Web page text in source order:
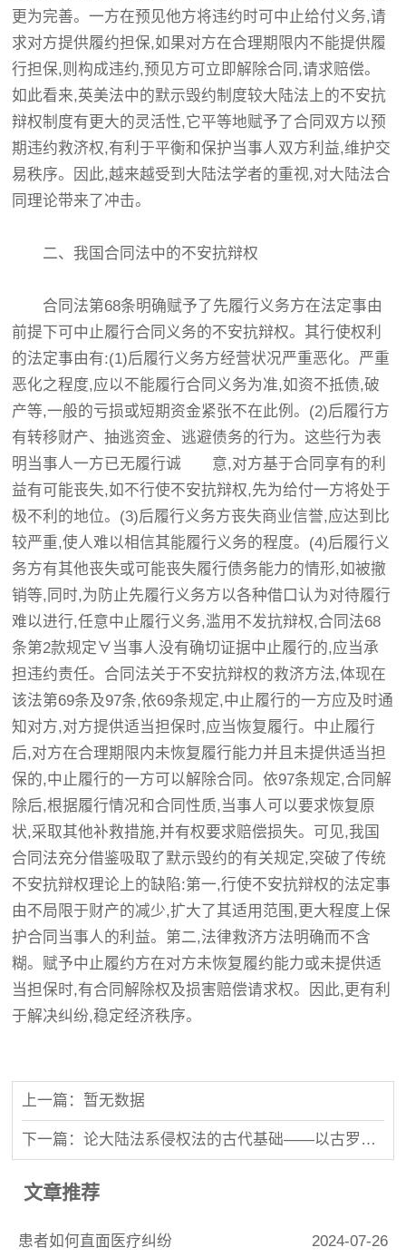
更为完善。一方在预见他方将违约时可中止给付义务,请
求对方提供履约担保,如果对方在合理期限内不能提供履
行担保,则构成违约,预见方可立即解除合同,请求赔偿。
如此看来,英美法中的默示毁约制度较大陆法上的不安抗
辩权制度有更大的灵活性,它平等地赋予了合同双方以预
期违约救济权,有利于平衡和保护当事人双方利益,维护交
易秩序。因此,越来越受到大陆法学者的重视,对大陆法合
同理论带来了冲击。
二、我国合同法中的不安抗辩权
合同法第68条明确赋予了先履行义务方在法定事由
前提下可中止履行合同义务的不安抗辩权。其行使权利
的法定事由有:(1)后履行义务方经营状况严重恶化。严重
恶化之程度,应以不能履行合同义务为准,如资不抵债,破
产等,一般的亏损或短期资金紧张不在此例。(2)后履行方
有转移财产、抽逃资金、逃避债务的行为。这些行为表
明当事人一方已无履行诚 意,对方基于合同享有的利
益有可能丧失,如不行使不安抗辩权,先为给付一方将处于
极不利的地位。(3)后履行义务方丧失商业信誉,应达到比
较严重,使人难以相信其能履行义务的程度。(4)后履行义
务方有其他丧失或可能丧失履行债务能力的情形,如被撤
销等,同时,为防止先履行义务方以各种借口认为对待履行
难以进行,任意中止履行义务,滥用不发抗辩权,合同法68
条第2款规定∀当事人没有确切证据中止履行的,应当承
担违约责任。合同法关于不安抗辩权的救济方法,体现在
该法第69条及97条,依69条规定,中止履行的一方应及时通
知对方,对方提供适当担保时,应当恢复履行。中止履行
后,对方在合理期限内未恢复履行能力并且未提供适当担
保的,中止履行的一方可以解除合同。依97条规定,合同解
除后,根据履行情况和合同性质,当事人可以要求恢复原
状,采取其他补救措施,并有权要求赔偿损失。可见,我国
合同法充分借鉴吸取了默示毁约的有关规定,突破了传统
不安抗辩权理论上的缺陷:第一,行使不安抗辩权的法定事
由不局限于财产的减少,扩大了其适用范围,更大程度上保
护合同当事人的利益。第二,法律救济方法明确而不含
糊。赋予中止履约方在对方未恢复履约能力或未提供适
当担保时,有合同解除权及损害赔偿请求权。因此,更有利
于解决纠纷,稳定经济秩序。
上一篇：暂无数据
下一篇：论大陆法系侵权法的古代基础——以古罗马阿奎利亚法为视角
文章推荐
患者如何直面医疗纠纷 2024-07-26